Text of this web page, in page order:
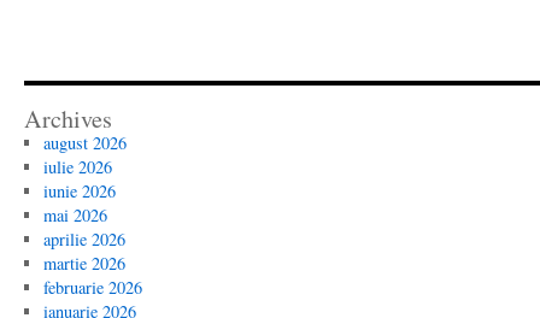
Archives
august 2026
iulie 2026
iunie 2026
mai 2026
aprilie 2026
martie 2026
februarie 2026
ianuarie 2026